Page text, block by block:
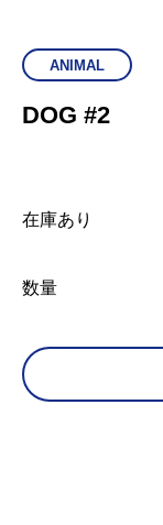
ANIMAL
DOG #2
在庫あり
数量